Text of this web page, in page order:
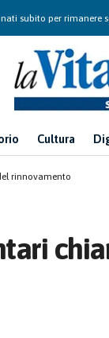
subito per rimanere
Cultura
rinnovamento